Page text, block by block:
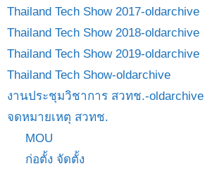
Thailand Tech Show 2017-oldarchive
Thailand Tech Show 2018-oldarchive
Thailand Tech Show 2019-oldarchive
Thailand Tech Show-oldarchive
งานประชุมวิชาการ สวทช.-oldarchive
จดหมายเหตุ สวทช.
MOU
ก่อตั้ง จัดตั้ง